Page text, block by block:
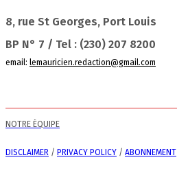
8, rue St Georges, Port Louis
BP N° 7 / Tel : (230) 207 8200
email: lemauricien.redaction@gmail.com
NOTRE ÉQUIPE
DISCLAIMER / PRIVACY POLICY / ABONNEMENT